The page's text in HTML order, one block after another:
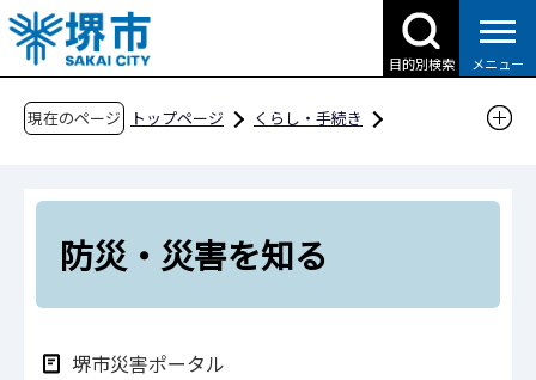
こ
の
ペ
目的別検索 メニュー
現在のページ トップページ
くらし・手続き
防災・災害を知る
堺市災害ポータル